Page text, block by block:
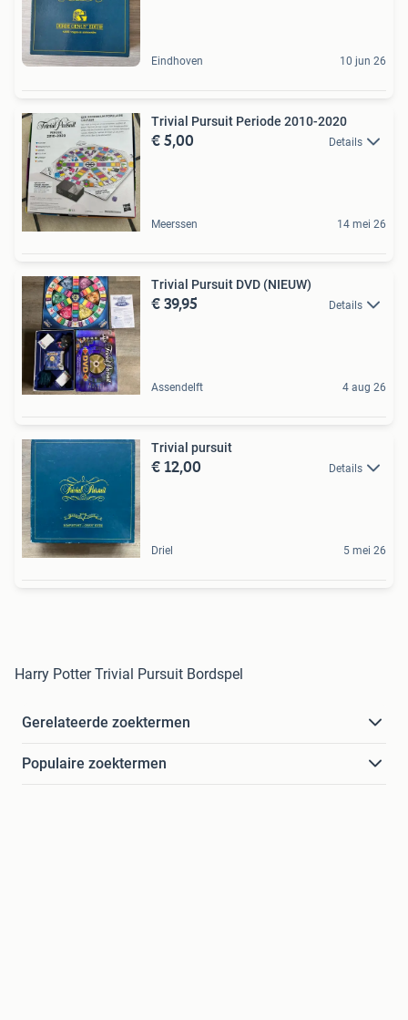
Eindhoven 10 jun 26
Trivial Pursuit Periode 2010-2020
€ 5,00 Details
Meerssen 14 mei 26
Trivial Pursuit DVD (NIEUW)
€ 39,95 Details
Assendelft 4 aug 26
Trivial pursuit
€ 12,00 Details
Driel 5 mei 26
Harry Potter Trivial Pursuit Bordspel
Gerelateerde zoektermen
Populaire zoektermen